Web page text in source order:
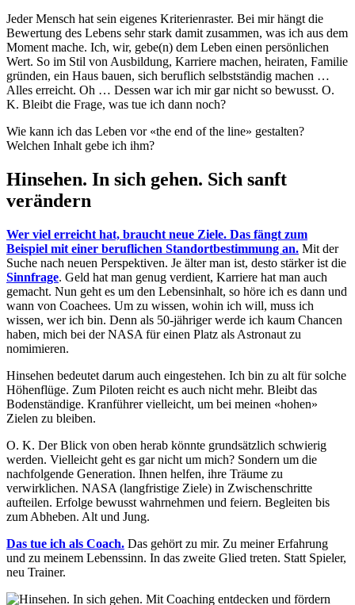
Jeder Mensch hat sein eigenes Kriterienraster. Bei mir hängt die
Bewertung des Lebens sehr stark damit zusammen, was ich aus dem
Moment mache. Ich, wir, gebe(n) dem Leben einen persönlichen
Wert. So im Stil von Ausbildung, Karriere machen, heiraten, Familie
gründen, ein Haus bauen, sich beruflich selbstständig machen …
Alles erreicht. Oh … Dessen war ich mir gar nicht so bewusst. O.
K. Bleibt die Frage, was tue ich dann noch?
Wie kann ich das Leben vor «the end of the line» gestalten?
Welchen Inhalt gebe ich ihm?
Hinsehen. In sich gehen. Sich sanft
verändern
Wer viel erreicht hat, braucht neue Ziele. Das fängt zum
Beispiel mit einer beruflichen Standortbestimmung an. Mit der
Suche nach neuen Perspektiven. Je älter man ist, desto stärker ist die
Sinnfrage. Geld hat man genug verdient, Karriere hat man auch
gemacht. Nun geht es um den Lebensinhalt, so höre ich es dann und
wann von Coachees. Um zu wissen, wohin ich will, muss ich
wissen, wer ich bin. Denn als 50-jähriger werde ich kaum Chancen
haben, mich bei der NASA für einen Platz als Astronaut zu
nomimieren.
Hinsehen bedeutet darum auch eingestehen. Ich bin zu alt für solche
Höhenflüge. Zum Piloten reicht es auch nicht mehr. Bleibt das
Bodenständige. Kranführer vielleicht, um bei meinen «hohen»
Zielen zu bleiben.
O. K. Der Blick von oben herab könnte grundsätzlich schwierig
werden. Vielleicht geht es gar nicht um mich? Sondern um die
nachfolgende Generation. Ihnen helfen, ihre Träume zu
verwirklichen. NASA (langfristige Ziele) in Zwischenschritte
aufteilen. Erfolge bewusst wahrnehmen und feiern. Begleiten bis
zum Abheben. Alt und Jung.
Das tue ich als Coach. Das gehört zu mir. Zu meiner Erfahrung
und zu meinem Lebenssinn. In das zweite Glied treten. Statt Spieler,
neu Trainer.